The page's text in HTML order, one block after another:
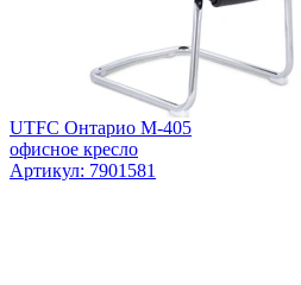
UTFC Онтарио М-405
офисное кресло
Артикул: 7901581